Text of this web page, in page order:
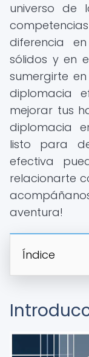
universo de
diferencia
sólidos y en
sumergirte
diplomacia
mejorar tus
diplomacia
listo para
efectiva
relacionarte
aventura!
Índice